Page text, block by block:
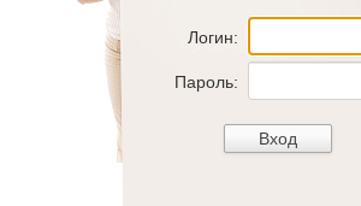
Логин:
Пароль: